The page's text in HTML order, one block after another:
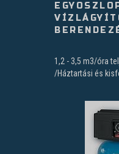
1,2 - 3,5 m3/óra
/Háztartási és